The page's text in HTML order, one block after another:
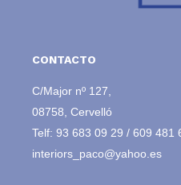
CONTACTO
C/Major nº 127,
08758, Cervelló
Telf: 93 683 09 29 / 609 481
interiors_paco@yahoo.es